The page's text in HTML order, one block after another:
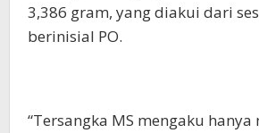
3,386 gram, yang diakui dari
berinisial PO.
“Tersangka MS mengaku